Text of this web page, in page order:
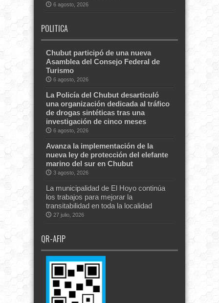
6 agosto, 2026
POLITICA
Chubut participó de una nueva
Asamblea del Consejo Federal de
Turismo
6 agosto, 2026
La Policía del Chubut desarticuló
una organización dedicada al tráfico
de drogas sintéticas tras una
investigación de cinco meses
6 agosto, 2026
Avanza la implementación de la
nueva ley de protección del elefante
marino del sur en Chubut
3 agosto, 2026
La municipalidad de El Hoyo continúa
los trabajos para mejorar la
transitabilidad en toda la localidad
27 julio, 2026
QR-AFIP